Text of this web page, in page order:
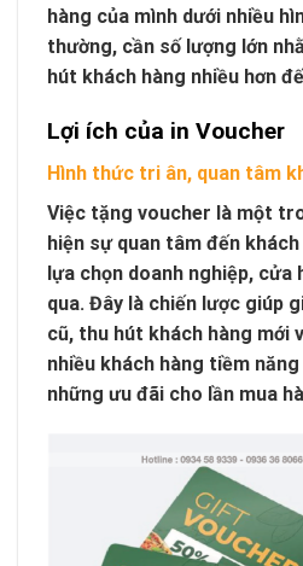
hàng của mình dưới nhiều
thường, cần số lượng lớn
hút khách hàng nhiều hơn
Lợi ích của in Voucher
Hình thức tri ân, quan tâm
Việc tặng voucher là một
hiện sự quan tâm đến
lựa chọn doanh nghiệp,
qua. Đây là chiến lược giúp
cũ, thu hút khách hàng mới
nhiều khách hàng tiềm
những ưu đãi cho lần mua